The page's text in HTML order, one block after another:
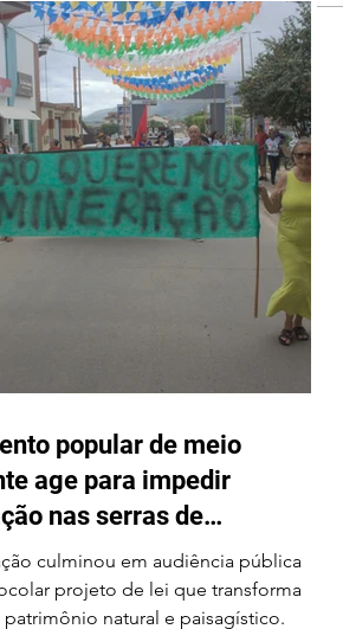
Estadual de
Cruz e organizações
realizaram 8ª
Universitária em
da Reforma Agrária
popular de meio
age para impedir
nas serras de
culminou em audiência pública
projeto de lei que transforma
patrimônio natural e paisagístico.